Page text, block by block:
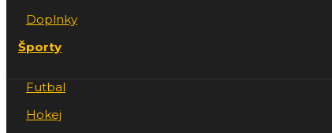
Doplnky
Športy
Futbal
Hokej